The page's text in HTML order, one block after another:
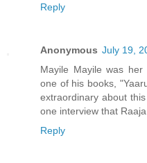
Reply
Anonymous July 19,
Mayile Mayile was
one of his books,
extraordinary about
one interview that
Reply